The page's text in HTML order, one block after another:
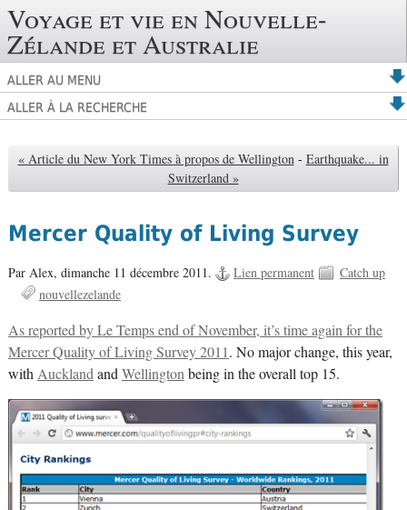
Voyage et vie en Nouvelle-
Zélande et Australie
ALLER AU MENU
ALLER À LA RECHERCHE
« Article du New York Times à propos de Wellington - Earthquake... in
Switzerland »
Mercer Quality of Living Survey
Par Alex, dimanche 11 décembre 2011. Lien permanent
Catch up
nouvellezelande
As reported by Le Temps end of November, it’s time again for the
Mercer Quality of Living Survey 2011. No major change, this year,
withAucklandandWellingtonbeing in the overall top 15.